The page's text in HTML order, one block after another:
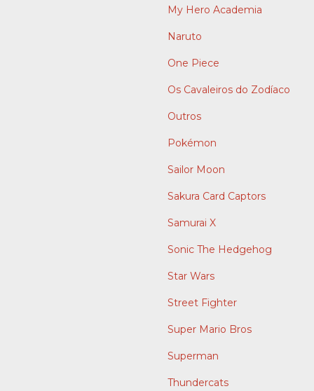
My Hero Academia
Naruto
One Piece
Os Cavaleiros do Zodíaco
Outros
Pokémon
Sailor Moon
Sakura Card Captors
Samurai X
Sonic The Hedgehog
Star Wars
Street Fighter
Super Mario Bros
Superman
Thundercats